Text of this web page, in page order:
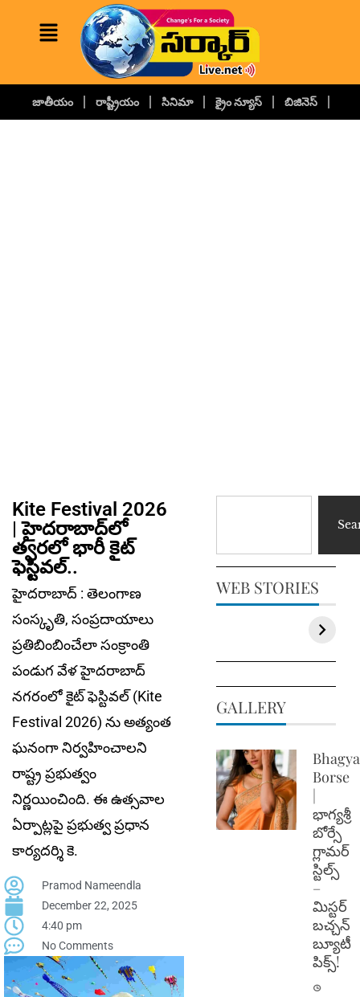
జాతీయం రాష్ట్రీయం సినిమా క్రైం న్యూస్ బిజినెస్
Kite Festival 2026
| హైదరాబాద్‌లో
త్వ‌ర‌లో భారీ కైట్
ఫెస్టివల్..
హైదరాబాద్ : తెలంగాణ
సంస్కృతి, సంప్రదాయాలు
ప్రతిబింబించేలా సంక్రాంతి
పండుగ వేళ హైదరాబాద్
నగరంలో కైట్ ఫెస్టివల్‌ (Kite
Festival 2026) ను అత్యంత
ఘనంగా నిర్వహించాలని
రాష్ట్ర ప్రభుత్వం
నిర్ణయించింది. ఈ ఉత్సవాల
ఏర్పాట్లపై ప్రభుత్వ ప్రధాన
కార్యదర్శి కె.
Pramod Nameendla
December 22, 2025
4:40 pm
No Comments
WEB STORIES
GALLERY
Borse
|
భాగ్యశ్రీ
బోర్సే
గ్లామర్
స్టిల్స్
–
మిస్టర్
బచ్చన్
బ్యూటీ
పిక్స్!